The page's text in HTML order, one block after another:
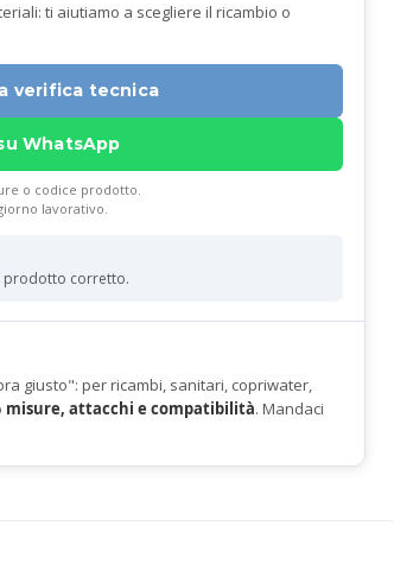
ti aiutiamo a scegliere il ricambio o
verifica tecnica
WhatsApp
o codice prodotto.
lavorativo.
prodotto corretto.
giusto": per ricambi, sanitari, copriwater,
misure, attacchi e compatibilità. Mandaci